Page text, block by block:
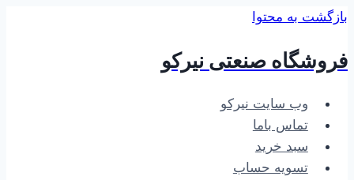
بازگشت به محتوا
فروشگاه صنعتی نیرکو
وب سایت نیرکو
تماس باما
سبد خرید
تسویه حساب